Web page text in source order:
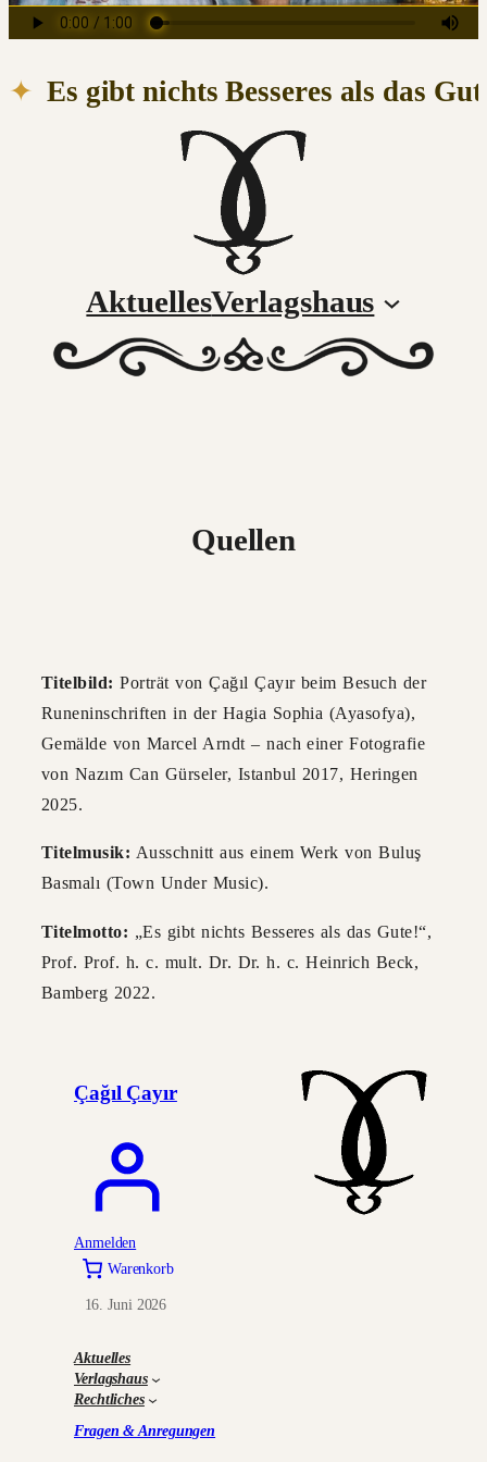
Es gibt nichts Besseres als das
AktuellesVerlagshaus
Quellen
Titelbild: Porträt von Çağıl Çayır beim Besuch der
Runeninschriften in der Hagia Sophia (Ayasofya),
Gemälde von Marcel Arndt – nach einer Fotografie
von Nazım Can Gürseler, Istanbul 2017, Heringen
2025.
Titelmusik: Ausschnitt aus einem Werk von Buluş
Basmalı (Town Under Music).
Titelmotto: „Es gibt nichts Besseres als das Gute!“,
Prof. Prof. h. c. mult. Dr. Dr. h. c. Heinrich Beck,
Bamberg 2022.
Çağıl Çayır
Anmelden
Warenkorb
16. Juni 2026
Aktuelles
Verlagshaus
Rechtliches
Fragen & Anregungen